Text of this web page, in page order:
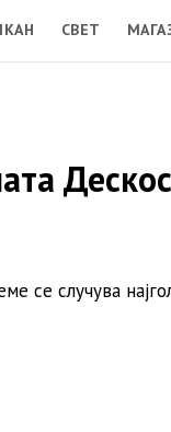
СВЕТ
се случува